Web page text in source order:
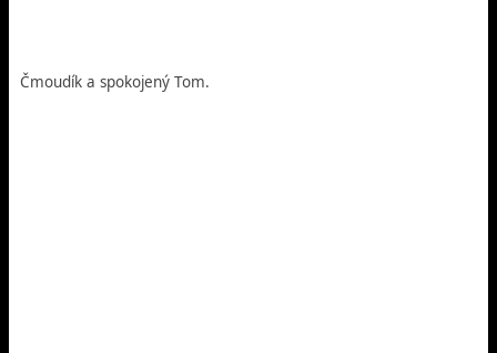
Čmoudík a spokojený Tom.